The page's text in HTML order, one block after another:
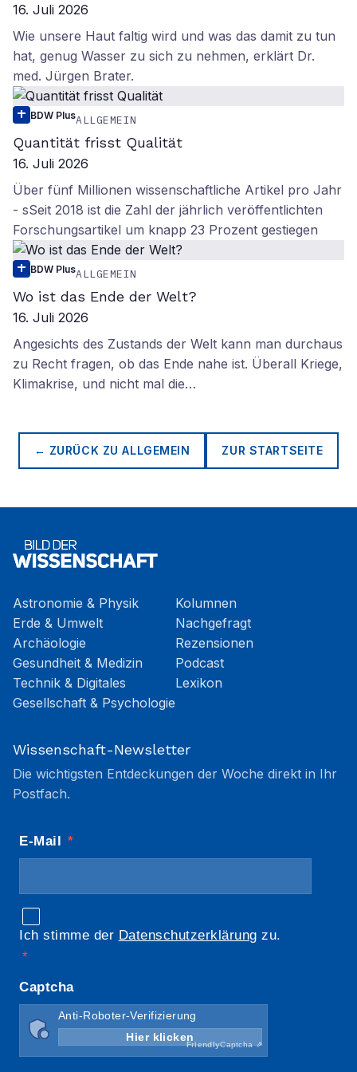
16. Juli 2026
Wie unsere Haut faltig wird und was das damit zu tun
hat, genug Wasser zu sich zu nehmen, erklärt Dr.
med. Jürgen Brater.
BDW PlusALLGEMEIN
Quantität frisst Qualität
16. Juli 2026
Über fünf Millionen wissenschaftliche Artikel pro Jahr
- sSeit 2018 ist die Zahl der jährlich veröffentlichten
Forschungsartikel um knapp 23 Prozent gestiegen
BDW PlusALLGEMEIN
Wo ist das Ende der Welt?
16. Juli 2026
Angesichts des Zustands der Welt kann man durchaus
zu Recht fragen, ob das Ende nahe ist. Überall Kriege,
Klimakrise, und nicht mal die…
← ZURÜCK ZUALLGEMEIN ZUR STARTSEITE
Astronomie & Physik
Erde & Umwelt
Archäologie
Gesundheit & Medizin
Technik & Digitales
Gesellschaft & Psychologie
Kolumnen
Nachgefragt
Rezensionen
Podcast
Lexikon
Wissenschaft-Newsletter
Die wichtigsten Entdeckungen der Woche direkt in Ihr
Postfach.